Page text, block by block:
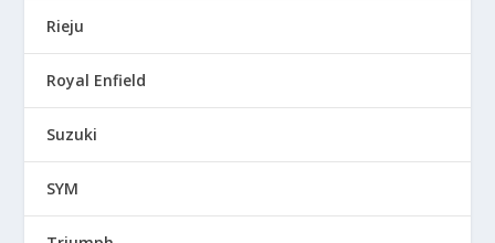
Rieju
Royal Enfield
Suzuki
SYM